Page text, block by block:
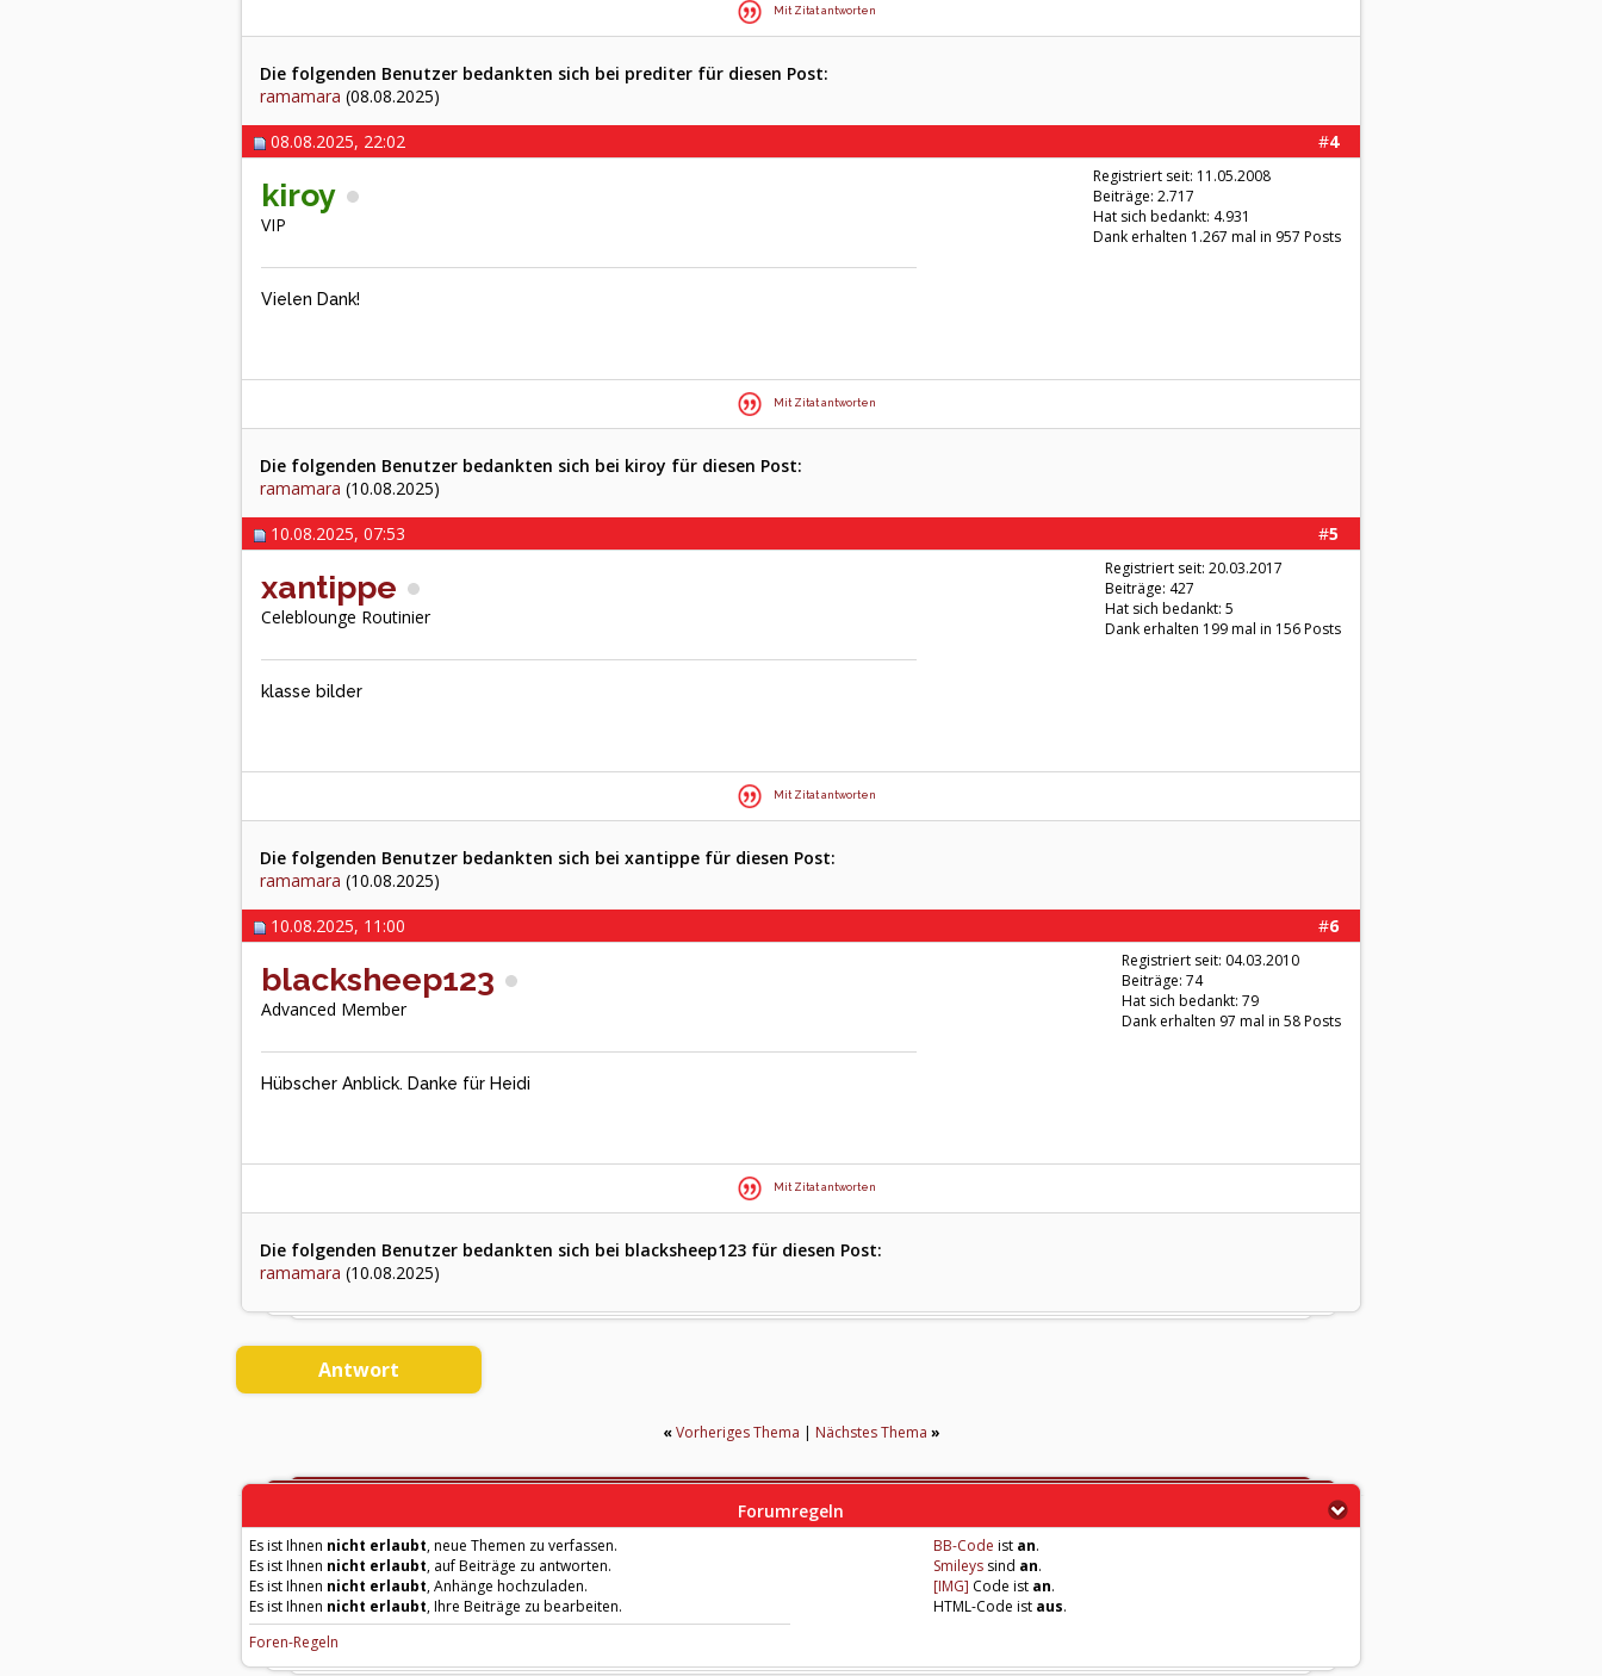
Mit Zitat antworten
Die folgenden Benutzer bedankten sich bei prediter für diesen Post:
ramamara (08.08.2025)
#4
08.08.2025, 22:02
kiroy
VIP
Registriert seit: 11.05.2008
Beiträge: 2.717
Hat sich bedankt: 4.931
Dank erhalten 1.267 mal in 957 Posts
Vielen Dank!
Mit Zitat antworten
Die folgenden Benutzer bedankten sich bei kiroy für diesen Post:
ramamara (10.08.2025)
#5
10.08.2025, 07:53
xantippe
Celeblounge Routinier
Registriert seit: 20.03.2017
Beiträge: 427
Hat sich bedankt: 5
Dank erhalten 199 mal in 156 Posts
klasse bilder
Mit Zitat antworten
Die folgenden Benutzer bedankten sich bei xantippe für diesen Post:
ramamara (10.08.2025)
#6
10.08.2025, 11:00
blacksheep123
Advanced Member
Registriert seit: 04.03.2010
Beiträge: 74
Hat sich bedankt: 79
Dank erhalten 97 mal in 58 Posts
Hübscher Anblick. Danke für Heidi
Mit Zitat antworten
Die folgenden Benutzer bedankten sich bei blacksheep123 für diesen Post:
ramamara (10.08.2025)
Antwort
« Vorheriges Thema | Nächstes Thema »
Forumregeln
Es ist Ihnen nicht erlaubt, neue Themen zu verfassen.
Es ist Ihnen nicht erlaubt, auf Beiträge zu antworten.
Es ist Ihnen nicht erlaubt, Anhänge hochzuladen.
Es ist Ihnen nicht erlaubt, Ihre Beiträge zu bearbeiten.
Foren-Regeln
BB-Code ist an.
Smileys sind an.
[IMG] Code ist an.
HTML-Code ist aus.